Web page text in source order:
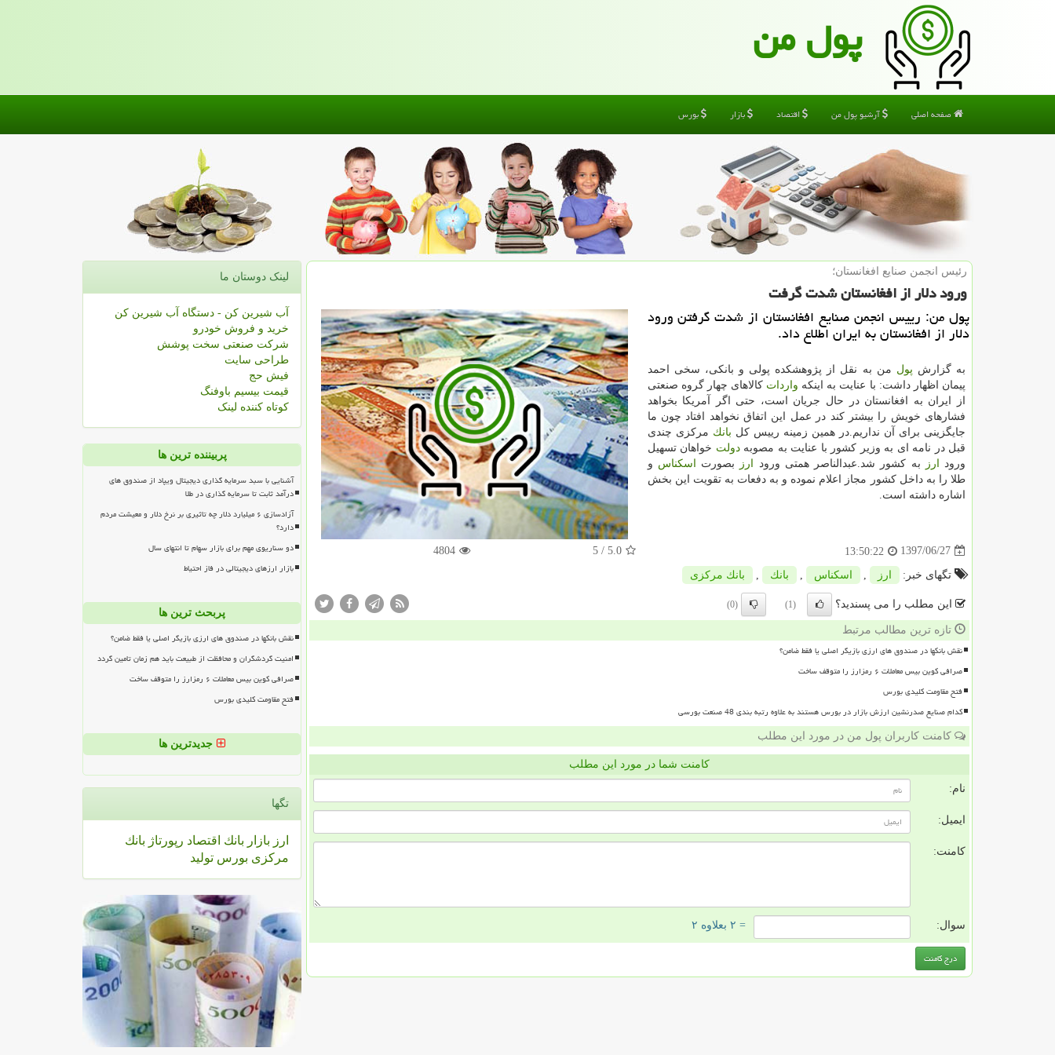
پول من
صفحه اصلی آرشیو پول من اقتصاد بازار بورس
رئیس انجمن صنایع افغانستان؛
ورود دلار از افغانستان شدت گرفت
پول من: رییس انجمن صنایع افغانستان از شدت گرفتن ورود
دلار از افغانستان به ایران اطلاع داد.
به گزارش پول من به نقل از پژوهشكده پولی و بانكی، سخی احمد
پیمان اظهار داشت: با عنایت به اینكه واردات كالاهای چهار گروه صنعتی
از ایران به افغانستان در حال جریان است، حتی اگر آمریكا بخواهد
فشارهای خویش را بیشتر كند در عمل این اتفاق نخواهد افتاد چون ما
جایگزینی برای آن نداریم.در همین زمینه رییس كل بانك مركزی چندی
قبل در نامه ای به وزیر كشور با عنایت به مصوبهدولت خواهان تسهیل
ورود
ارز به كشور شد.عبدالناصر همتی ورود ارز بصورت اسكناس و
طلا را به داخل كشور مجاز اعلام نموده و به دفعات به تقویت این بخش
اشاره داشته است.
1397/06/27
13:50:22
5.0
/ 5
4804
تگهای خبر: ارز اسكناس بانك بانك مركزی
این مطلب را می پسندید؟ (1)
(0)
تازه ترین مطالب مرتبط
نقش بانکها در صندوق های ارزی بازیگر اصلی یا فقط ضامن؟
صرافی کوین بیس معاملات ۶ رمزارز را متوقف ساخت
فتح مقاومت کلیدی بورس
کدام صنایع صدرنشین ارزش بازار در بورس هستند به علاوه رتبه بندی 48 صنعت بورسی
کامنت کاربران پول من در مورد این مطلب
کامنت شما در مورد این مطلب
نام:
ایمیل:
کامنت:
سوال: = ۲ بعلاوه ۲
لینک دوستان ما
آب شیرین کن - دستگاه آب شیرین کن
خرید و فروش خودرو
شرکت صنعتی سخت پوشش
طراحی سایت
فیش حج
قیمت بیسیم باوفنگ
کوتاه کننده لینک
پربیننده ترین ها
آشنایی با سبد سرمایه گذاری دیجیتال ویپاد از صندوق های
درآمد ثابت تا سرمایه گذاری در طلا
آزادسازی ۶ میلیارد دلار چه تاثیری بر نرخ دلار و معیشت مردم
دارد؟
دو سناریوی مهم برای بازار سهام تا انتهای سال
بازار ارزهای دیجیتالی در فاز احتیاط
پربحث ترین ها
نقش بانکها در صندوق های ارزی بازیگر اصلی یا فقط ضامن؟
امنیت گردشگران و محافظت از طبیعت باید هم زمان تامین گردد
صرافی کوین بیس معاملات ۶ رمزارز را متوقف ساخت
فتح مقاومت کلیدی بورس
جدیدترین ها
تگها
ارز بازار بانك اقتصاد رپورتاژ بانك
مركزی بورس تولید